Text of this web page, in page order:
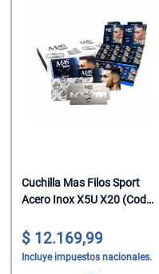
Cuchilla Mas Filos Sport
Acero Inox X5U X20 (Cod
12.169,99
Incluye impuestos nacionales.